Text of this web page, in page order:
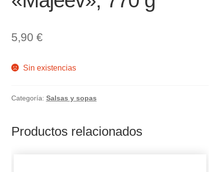
5,90 €
Sin existencias
Categoría: Salsas y sopas
Productos relacionados